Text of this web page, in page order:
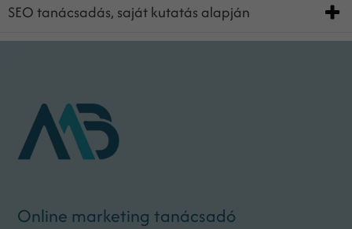
SEO tanácsadás, saját kutatás alapján
Online marketing tanácsadó